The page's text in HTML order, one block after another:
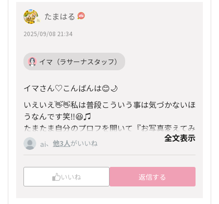
たまはる
2025/09/08 21:34
イマ（ラサーナスタッフ）
イマさん♡こんばんは😊🌙
いえいえ👋👋私は普段こういう事は気づかないほ
うなんです笑‼︎😆♫
たまたま自分のプロフを開いて『お写真変えてみ
ようかな⁈でもララミーツ♫前に誰だかわからな
くなりそう⁈紛らわしいかな⁈やめとこ笑😊』…
って！今後ともよろしくお願いいたします☺️👌✨
ai、 他3人がいいね 全文表示
いいね 返信する